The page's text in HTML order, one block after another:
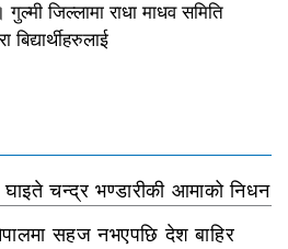
जिल्लामा राधा माधव समिति
घाइते चन्द्र भण्डारीकी आमाको निधन
सहज नभएपछि देश बाहिर